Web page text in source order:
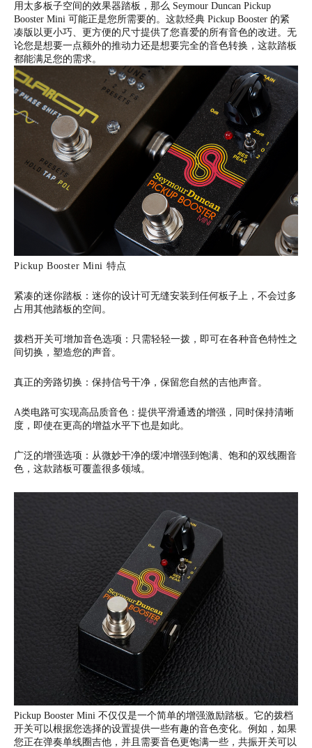
用太多板子空间的效果器踏板，那么 Seymour Duncan Pickup
Booster Mini 可能正是您所需要的。这款经典 Pickup Booster 的紧
凑版以更小巧、更方便的尺寸提供了您喜爱的所有音色的改进。无
论您是想要一点额外的推动力还是想要完全的音色转换，这款踏板
都能满足您的需求。
Pickup Booster Mini 特点
紧凑的迷你踏板：迷你的设计可无缝安装到任何板子上，不会过多
占用其他踏板的空间。
拨档开关可增加音色选项：只需轻轻一拨，即可在各种音色特性之
间切换，塑造您的声音。
真正的旁路切换：保持信号干净，保留您自然的吉他声音。
A类电路可实现高品质音色：提供平滑通透的增强，同时保持清晰
度，即使在更高的增益水平下也是如此。
广泛的增强选项：从微妙干净的缓冲增强到饱满、饱和的双线圈音
色，这款踏板可覆盖很多领域。
Pickup Booster Mini 不仅仅是一个简单的增强激励踏板。它的拨档
开关可以根据您选择的设置提供一些有趣的音色变化。例如，如果
您正在弹奏单线圈吉他，并且需要音色更饱满一些，共振开关可以